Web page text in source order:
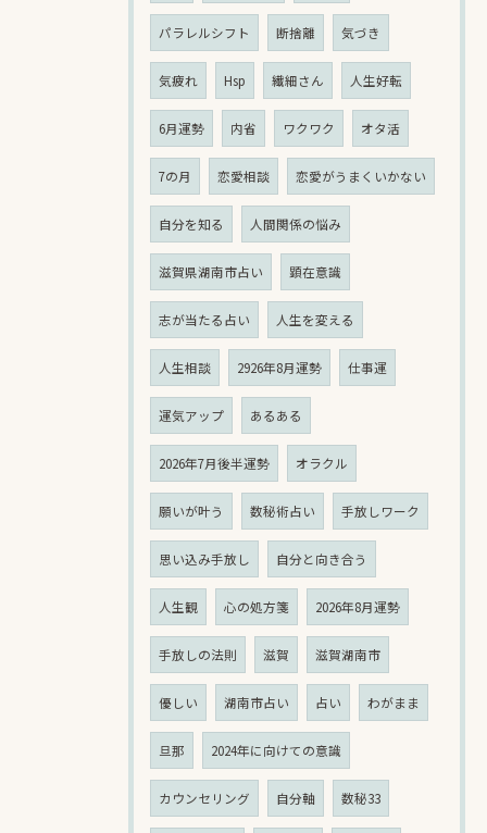
パラレルシフト 断捨離 気づき
気疲れ Hsp 繊細さん 人生好転
6月運勢 内省 ワクワク オタ活
7の月 恋愛相談 恋愛がうまくいかない
自分を知る 人間関係の悩み
滋賀県湖南市占い 顕在意識
志が当たる占い 人生を変える
人生相談 2926年8月運勢 仕事運
運気アップ あるある
2026年7月後半運勢 オラクル
願いが叶う 数秘術占い 手放しワーク
思い込み手放し 自分と向き合う
人生観 心の処方箋 2026年8月運勢
手放しの法則 滋賀 滋賀湖南市
優しい 湖南市占い 占い わがまま
旦那 2024年に向けての意識
カウンセリング 自分軸 数秘33